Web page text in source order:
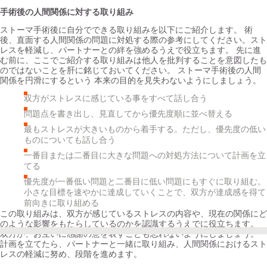
手術後の人間関係に対する取り組み
ストーマ手術後に自分でできる取り組みを以下にご紹介します。 術
後、直面する人間関係の問題に対処する際の参考にしてください。スト
レスを軽減し、パートナーとの絆を強めるうえで役立ちます。 先に進
む前に、ここでご紹介する取り組みは他人を批判することを意図したも
のではないことを肝に銘じておいてください。 ストーマ手術後の人間
関係を円滑にするという 本来の目的を見失わないようにしましょう。
双方がストレスに感じている事をすべて話し合う
問題点を書き出し、見直してから優先度順に並べ替える
最もストレスが大きいものから着手する。ただし、優先度の低い
ものについても話し合う
一番目または二番目に大きな問題への対処方法について計画を立
てる
優先度が一番低い問題と二番目に低い問題にもすぐに取り組む。
小さな目標を速やかに達成していくことで、双方が達成感を得て
前向きに取り組める
この取り組みは、双方が感じているストレスの内容や、現在の関係にど
のような影響をもたらしているのかを認識するうえでに役立ちます。
双方が、お互いに感謝の意を表すことも忘れないようにしましょう。
計画を立てたら、パートナーと一緒に取り組み、人間関係におけるスト
レスの軽減に努め、段階を進めます。